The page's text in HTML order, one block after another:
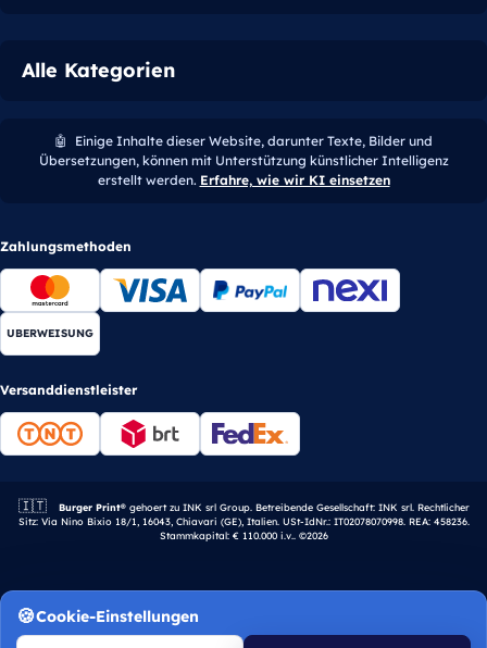
Alle Kategorien
🤖
Einige Inhalte dieser Website, darunter Texte, Bilder und
Übersetzungen, können mit Unterstützung künstlicher Intelligenz
erstellt werden. Erfahre, wie wir KI einsetzen
Zahlungsmethoden
UBERWEISUNG
Versanddienstleister
🇮🇹 Italienisches Unternehmen.
Burger Print®gehoert zu INK srl Group. Betreibende Gesellschaft: INK srl. Rechtlicher
Sitz: Via Nino Bixio 18/1, 16043, Chiavari (GE), Italien. USt-IdNr.: IT02078070998. REA: 458236.
Stammkapital: € 110.000 i.v.. ©2026
Cookie-Einstellungen